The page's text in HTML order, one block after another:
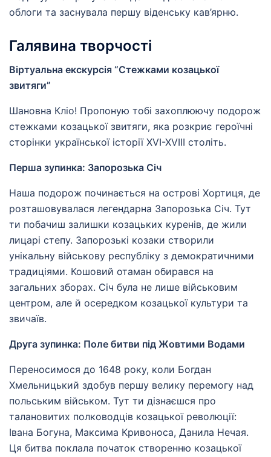
облоги та заснувала першу віденську кав’ярню.
Галявина творчості
Віртуальна екскурсія “Стежками козацької
звитяги”
Шановна Кліо! Пропоную тобі захоплюючу подорож
стежками козацької звитяги, яка розкриє героїчні
сторінки української історії XVI-XVIII століть.
Перша зупинка: Запорозька Січ
Наша подорож починається на острові Хортиця, де
розташовувалася легендарна Запорозька Січ. Тут
ти побачиш залишки козацьких куренів, де жили
лицарі степу. Запорозькі козаки створили
унікальну військову республіку з демократичними
традиціями. Кошовий отаман обирався на
загальних зборах. Січ була не лише військовим
центром, але й осередком козацької культури та
звичаїв.
Друга зупинка: Поле битви під Жовтими Водами
Переносимося до 1648 року, коли Богдан
Хмельницький здобув першу велику перемогу над
польським військом. Тут ти дізнаєшся про
талановитих полководців козацької революції:
Івана Богуна, Максима Кривоноса, Данила Нечая.
Ця битва поклала початок створенню козацької